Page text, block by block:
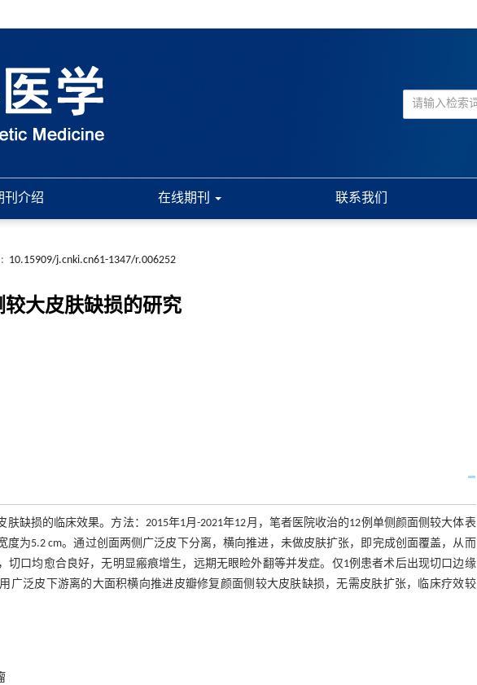
刊介绍 在线期刊 联系我们
10.15909/j.cnki.cn61-1347/r.006252
大皮肤缺损的研究
缺损的临床效果。方法：2015年1月-2021年12月，笔者医院收治的12例单侧颜面侧较大体表
为5.2 cm。通过创面两侧广泛皮下分离，横向推进，未做皮肤扩张，即完成创面覆盖，从而
切口均愈合良好，无明显瘢痕增生，远期无眼睑外翻等并发症。仅1例患者术后出现切口边缘
广泛皮下游离的大面积横向推进皮瓣修复颜面侧较大皮肤缺损，无需皮肤扩张，临床疗效较